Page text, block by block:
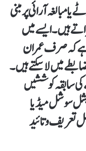
مبالغہ آرائی پر مبنی
ہیں۔ ایسے میں
ہے کہ صرف عمران
میں لا سکتے ہیں۔
سابقہ کوششیں
سوشل میڈیا
تعریف و تائید